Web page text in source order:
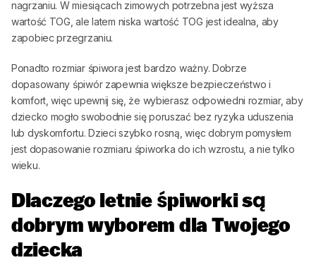
nagrzaniu. W miesiącach zimowych potrzebna jest wyższa
wartość TOG, ale latem niska wartość TOG jest idealna, aby
zapobiec przegrzaniu.
Ponadto rozmiar śpiwora jest bardzo ważny. Dobrze
dopasowany śpiwór zapewnia większe bezpieczeństwo i
komfort, więc upewnij się, że wybierasz odpowiedni rozmiar, aby
dziecko mogło swobodnie się poruszać bez ryzyka uduszenia
lub dyskomfortu. Dzieci szybko rosną, więc dobrym pomysłem
jest dopasowanie rozmiaru śpiworka do ich wzrostu, a nie tylko
wieku.
Dlaczego letnie śpiworki są
dobrym wyborem dla Twojego
dziecka